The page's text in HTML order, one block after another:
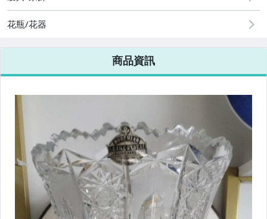
花瓶/花器
商品資訊